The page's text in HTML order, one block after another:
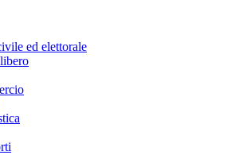
ed elettorale